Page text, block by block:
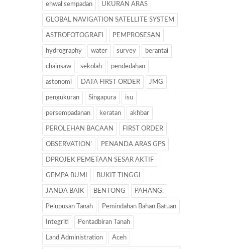
ehwal sempadan UKURAN ARAS
GLOBAL NAVIGATION SATELLITE SYSTEM
ASTROFOTOGRAFI PEMPROSESAN
hydrography water survey berantai
chainsaw sekolah pendedahan
astonomi DATA FIRST ORDER JMG
pengukuran Singapura isu
persempadanan keratan akhbar
PEROLEHAN BACAAN FIRST ORDER
OBSERVATION’ PENANDA ARAS GPS
DPROJEK PEMETAAN SESAR AKTIF
GEMPA BUMI BUKIT TINGGI
JANDA BAIK BENTONG PAHANG.
Pelupusan Tanah Pemindahan Bahan Batuan
Integriti Pentadbiran Tanah
Land Administration Aceh